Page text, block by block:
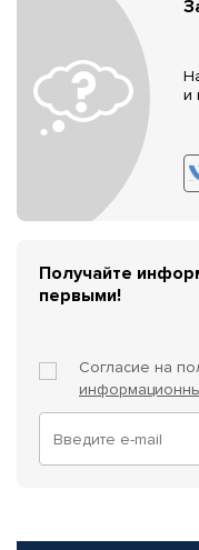
и
Получайте
первыми!
Согласие на